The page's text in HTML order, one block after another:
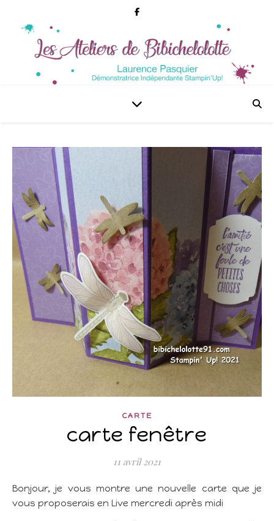
CARTE
carte fenêtre
11 avril 2021
Bonjour, je vous montre une nouvelle carte que je
vous proposerais en Live mercredi après midi